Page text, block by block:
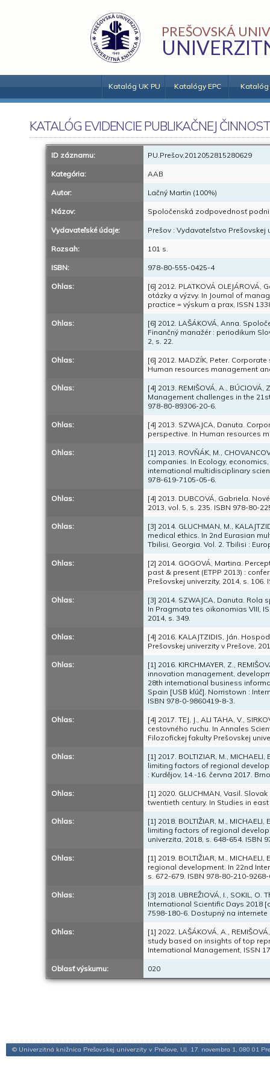
PREŠOVSKÁ
Katalóg UK PU Katalógy EPC Katalóg
KATALÓG EVIDENCIE PUBLIKAČNEJ
ID záznamu: PU.Prešov.2012052815280629
Kategória: AAB
Autor: Lačný Martin (100%)
Názov: Spoločenská zodpovednosť
Vydavateľské údaje: Prešov : Vydavateľstvo Prešovskej
Rozsah: 101 s.
ISBN: 978-80-555-0425-4
Ohlas:
[6] 2012. PLATKOVÁ
otázky a výzvy. In Journal of
practice = výskum a prax, ISSN
Ohlas:
[6] 2012. LAŠÁKOVÁ, Anna.
Finančný manažér : periodikum
2, s. 22.
Ohlas:
[6] 2012. MADZÍK, Peter.
Human resources management
Ohlas:
[4] 2013. REMIŠOVÁ, A.,
Management challenges in the
978-80-89306-20-6.
Ohlas:
[4] 2013. SZWAJCA, Danuta.
perspective. In Human resources
Ohlas:
[1] 2013. ROVŇÁK, M.,
companies. In Ecology,
international multidisciplinary
978-619-7105-05-6.
Ohlas:
[4] 2013. DUBCOVÁ, Gabriela.
2013, vol. 5, s. 235. ISBN 978-80-
Ohlas:
[3] 2014. GLUCHMAN, M.,
medical ethics. In 2nd Eurasian
Tbilisi, Georgia. Vol. 2. Tbilisi :
Ohlas:
[2] 2014. GOGOVÁ, Martina.
past & present (ETPP 2013) :
Prešovskej univerzity, 2014, s. 106.
Ohlas:
[3] 2014. SZWAJCA, Danuta.
In Pragmata tes oikonomias VIII,
2014, s. 349.
Ohlas:
[4] 2016. KALAJTZIDIS, Ján.
Prešovskej univerzity v Prešove,
Ohlas:
[1] 2016. KIRCHMAYER, Z.,
innovation management,
28th international business
Spain [USB kľúč]. Norristown :
ISBN 978-0-9860419-8-3.
Ohlas:
[4] 2017. TEJ, J., ALI TAHA, V.,
cestovného ruchu. In Annales
Filozofickej fakulty Prešovskej
Ohlas:
[1] 2017. BOLTIZIAR, M.,
limiting factors of regional
: Kurdějov, 14.-16. června 2017.
Ohlas:
[1] 2020. GLUCHMAN, Vasil.
twentieth century. In Studies in
Ohlas:
[1] 2018. BOLTIŽIAR, M.,
limiting factors of regional
univerzita, 2018, s. 648-654. ISBN
Ohlas:
[1] 2019. BOLTIŽIAR, M.,
regional development. In 22nd
s. 672-679. ISBN 978-80-210-9268-
Ohlas:
[3] 2018. UBREŽIOVÁ, I., SOKIL,
International Scientific Days 2018
7598-180-6. Dostupný na
Ohlas:
[1] 2022. LAŠÁKOVÁ, A.,
study based on insights of top
International Management, ISSN
Oblasť výskumu: 020
© Univerzitná knižnica Prešovskej univerzity v Prešove, Ul. 17. novembra 1, 080 01